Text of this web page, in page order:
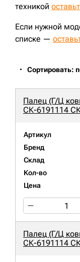
техникой
Если нужной
списке —
Сортировать:
Палец (Г/Ц
СК-6191114
Артикул
Бренд
Склад
Кол-во
Цена
Палец (Г/Ц
СК-6191114